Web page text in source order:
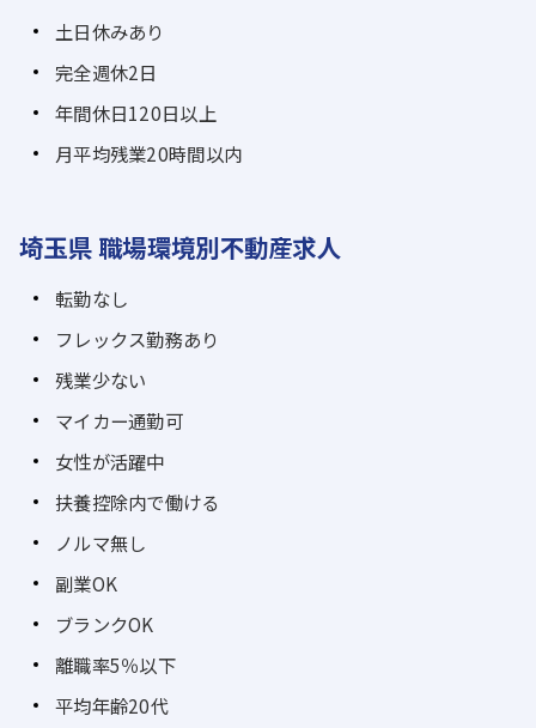
土日休みあり
完全週休2日
年間休日120日以上
月平均残業20時間以内
埼玉県 職場環境別不動産求人
転勤なし
フレックス勤務あり
残業少ない
マイカー通勤可
女性が活躍中
扶養控除内で働ける
ノルマ無し
副業OK
ブランクOK
離職率5％以下
平均年齢20代